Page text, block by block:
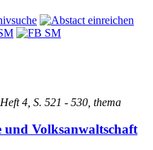
Heft 4, S. 521 - 530, thema
Volksanwaltschaft